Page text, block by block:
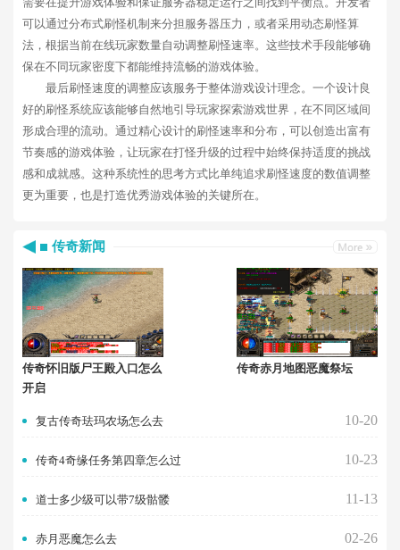
可以通过分布式刷怪机制来分担服务器压力，或者采用动态刷怪算
法，根据当前在线玩家数量自动调整刷怪速率。这些技术手段能够确
保在不同玩家密度下都能维持流畅的游戏体验。
最后刷怪速度的调整应该服务于整体游戏设计理念。一个设计良
好的刷怪系统应该能够自然地引导玩家探索游戏世界，在不同区域间
形成合理的流动。通过精心设计的刷怪速率和分布，可以创造出富有
节奏感的游戏体验，让玩家在打怪升级的过程中始终保持适度的挑战
感和成就感。这种系统性的思考方式比单纯追求刷怪速度的数值调整
更为重要，也是打造优秀游戏体验的关键所在。
传奇新闻
传奇怀旧版尸王殿入口怎么
开启
传奇赤月地图恶魔祭坛
复古传奇珐玛农场怎么去 10-20
传奇4奇缘任务第四章怎么过 10-23
道士多少级可以带7级骷髅 11-13
赤月恶魔怎么去 02-26